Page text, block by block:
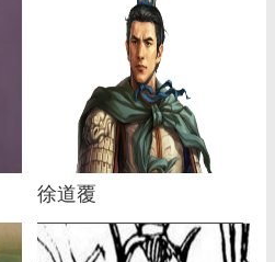
徐道覆